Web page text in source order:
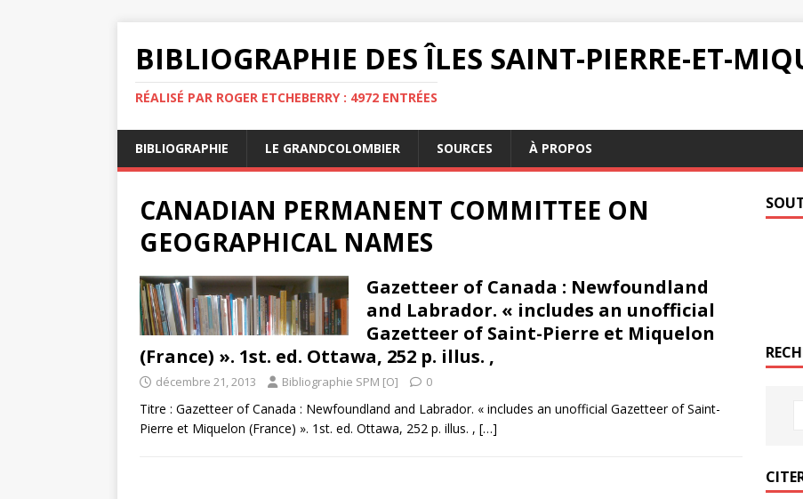
BIBLIOGRAPHIE DES ÎLES SAINT-PIERRE-ET-
RÉALISÉ PAR ROGER ETCHEBERRY : 4972 ENTRÉES
BIBLIOGRAPHIE LE GRANDCOLOMBIER SOURCES À PROPOS
CANADIAN PERMANENT COMMITTEE ON
GEOGRAPHICAL NAMES
Gazetteer of Canada : Newfoundland
and Labrador. « includes an unofficial
Gazetteer of Saint-Pierre et Miquelon
(France) ». 1st. ed. Ottawa, 252 p. illus. ,
décembre 21, 2013 Bibliographie SPM [O] 0
Titre : Gazetteer of Canada : Newfoundland and Labrador. « includes an unofficial Gazetteer of Saint-
Pierre et Miquelon (France) ». 1st. ed. Ottawa, 252 p. illus. , […]